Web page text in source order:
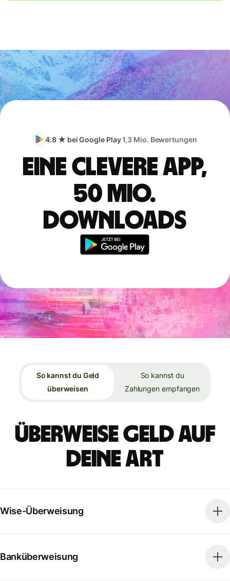
4.8 ★ bei Google Play1,3 Mio. Bewertungen
Eine clevere App,
50 Mio.
Downloads
So kannst du Geld
überweisen
So kannst du
Zahlungen empfangen
Überweise Geld auf
deine Art
Wise-Überweisung
Banküberweisung